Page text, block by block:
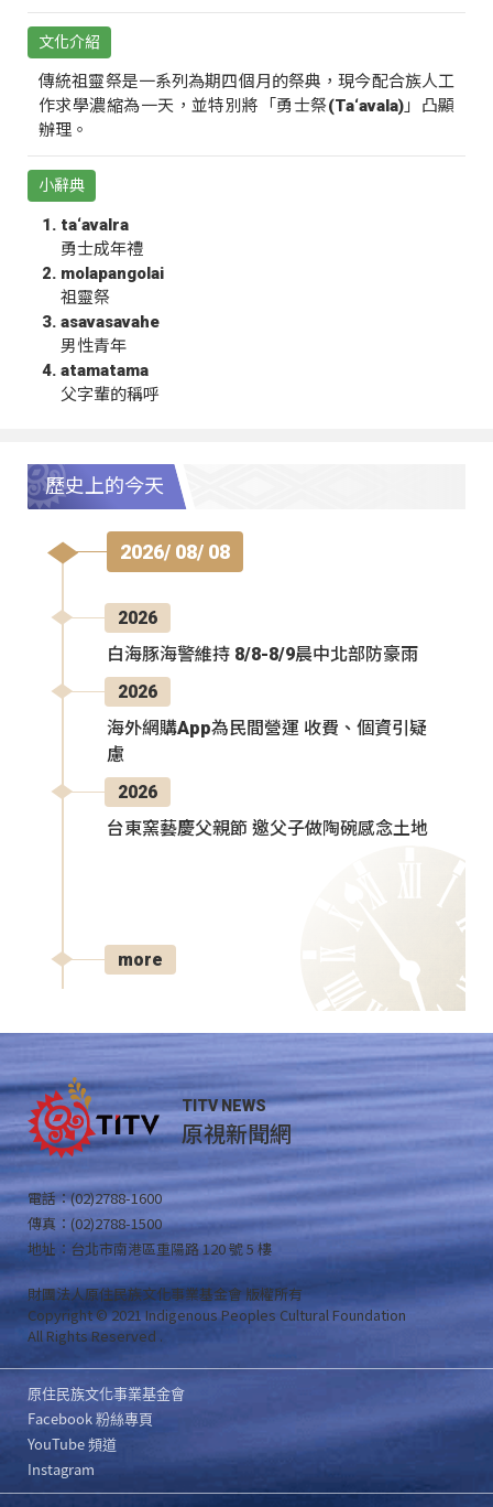
文化介紹
傳統祖靈祭是一系列為期四個月的祭典，現今配合族人工
作求學濃縮為一天，並特別將「勇士祭(Ta‘avala)」凸顯
辦理。
小辭典
ta‘avalra
勇士成年禮
molapangolai
祖靈祭
asavasavahe
男性青年
atamatama
父字輩的稱呼
歷史上的今天
2026/ 08/ 08
2026
白海豚海警維持 8/8-8/9晨中北部防豪雨
2026
海外網購App為民間營運 收費、個資引疑
慮
2026
台東窯藝慶父親節 邀父子做陶碗感念土地
more
TITV NEWS
原視新聞網
電話：(02)2788-1600
傳真：(02)2788-1500
地址：台北市南港區重陽路 120 號 5 樓
財團法人原住民族文化事業基金會 版權所有
Copyright © 2021 Indigenous Peoples Cultural Foundation
All Rights Reserved .
原住民族文化事業基金會
Facebook 粉絲專頁
YouTube 頻道
Instagram